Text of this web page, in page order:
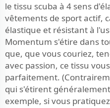
le tissu scuba à 4 sens
vêtements de sport actif,
élastique et résistant à
Momentum s'étire dans
que, que vous couriez,
avec passion, ce tissu
parfaitement.
qui s'étirent
exemple, si vous